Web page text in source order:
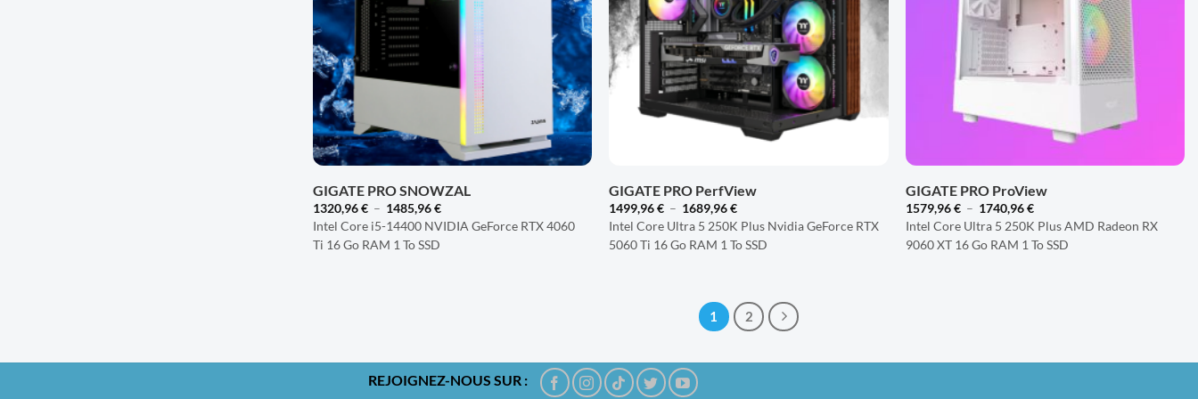
+
GIGATE PRO SNOWZAL
1320,96€ – 1485,96€Plage
de
prix :
Intel Core i5-14400 NVIDIA GeForce RTX 4060
Ti 16 Go RAM 1 To SSD
GIGATE PRO PerfView
1499,96€ – 1689,96€Plage
de
prix :
1499,96 €
Intel Core Ultra 5 250K Plus Nvidia GeForce RTX
5060 Ti 16 Go RAM 1 To SSD
GIGATE PRO ProView
1579,96€ – 1740,96€Plage
de
prix :
1579,96 €
Intel Core Ultra 5 250K Plus AMD Radeon RX
9060 XT 16 Go RAM 1 To SSD
1 2
REJOIGNEZ-NOUS SUR :